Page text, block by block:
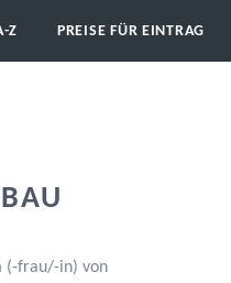
Z PREISE FÜR EINTRAG
(-frau/-in) von